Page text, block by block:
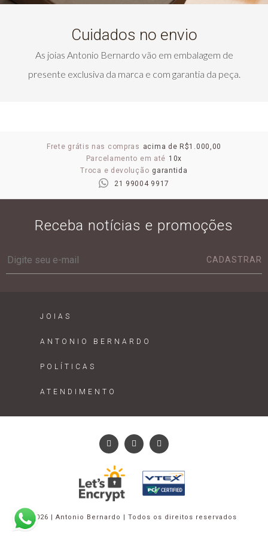
Cuidados no envio
As joias Antonio Bernardo vão em embalagem de
presente exclusiva da marca e com garantia da peça.
Frete grátis nas compras acima de R$1.000,00
Parcelamento em até 10x
Troca e devolução garantida
21 99004 9917
Receba notícias e promoções
CADASTRAR
JOIAS
ANTONIO BERNARDO
POLÍTICAS
ATENDIMENTO
2026 | Antonio Bernardo | Todos os direitos reservados